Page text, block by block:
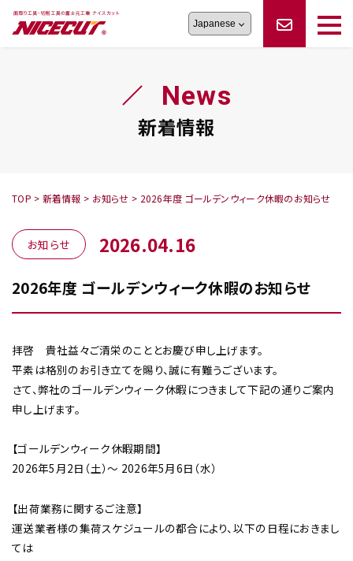
旋盤工具シリーズ
シリーズ
ハンディー
鬼 シリーズ
チップ・ビット情報
フェイス・ショルダーシリーズかんたんオーダー
トラブルシューティング
ロックピンの逆ジメに注意
News
新着情報
TOP > 新着情報 > お知らせ > 2026年度 ゴールデンウィーク休暇のお知らせ
お知らせ 2026.04.16
2026年度 ゴールデンウィーク休暇のお知らせ
拝啓 貴社益々ご清栄のこととお慶び申し上げます。
平素は格別のお引き立てを賜り、誠に有難うございます。
さて、弊社のゴールデンウィーク休暇につきまして下記の通りご案内
申し上げます。
【ゴールデンウィーク休暇期間】
2026年5月2日（土）～ 2026年5月6日（水）
【出荷業務に関するご注意】
運送業者様の集荷スケジュールの都合により、以下の日程におきまし
ては